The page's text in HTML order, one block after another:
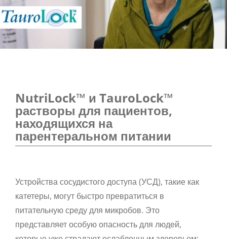
NutriLock™ и TauroLock™
растворы для пациентов,
находящихся на
парентеральном питании
Устройства сосудистого доступа (УСД), такие как
катетеры, могут быстро превратиться в
питательную среду для микробов. Это
представляет особую опасность для людей,